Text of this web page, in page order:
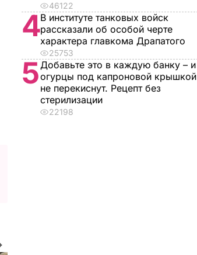
46122
4В институте танковых войск
рассказали об особой черте
характера главкома Драпатого
25753
5Добавьте это в каждую банку – и
огурцы под капроновой крышкой
не перекиснут. Рецепт без
стерилизации
22198